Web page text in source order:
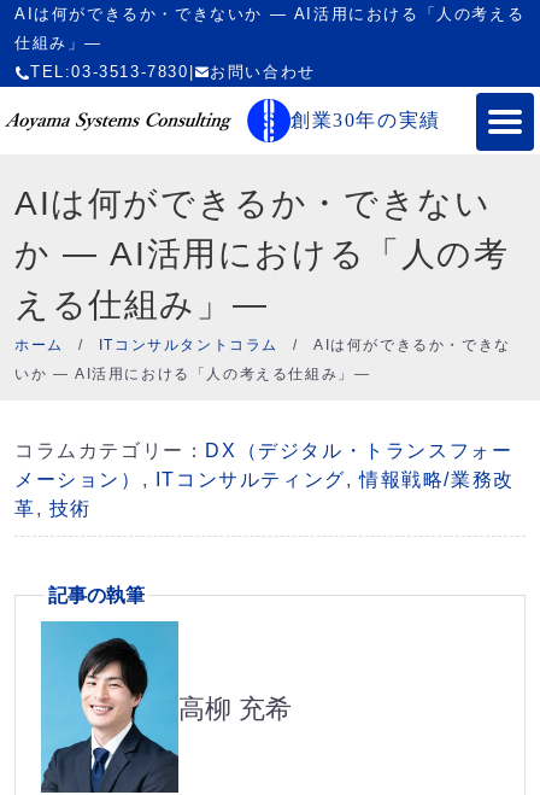
AIは何ができるか・できないか ― AI活用における「人の考える
仕組み」―
TEL:03-3513-7830
お問い合わせ
創業30年の実績
AIは何ができるか・できない
か ― AI活用における「人の考
える仕組み」―
ホーム / ITコンサルタントコラム /AIは何ができるか・できな
いか ― AI活用における「人の考える仕組み」―
コラムカテゴリー： DX（デジタル・トランスフォー
メーション） , ITコンサルティング,情報戦略/業務改
革, 技術
記事の執筆
高柳 充希